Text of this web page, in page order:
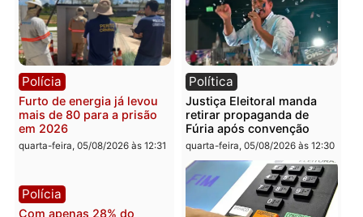
Violência domina o debate
eleitoral e segurança vira
principal arma dos
candidatos ao Governo de
Rondônia
quarta-feira, 05/08/2026 às 12:48
O dinheiro do crime: PF
apreende R$ 2 milhões
Porto Velho e expõe
esquema milionário de
lavagem
quarta-feira, 05/08/2026 às
Brasil Política